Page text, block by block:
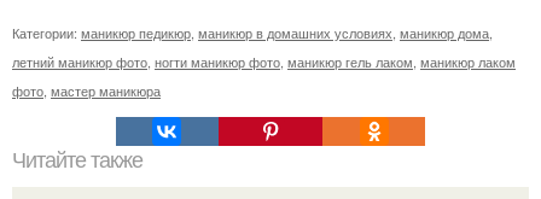
Категории: маникюр педикюр, маникюр в домашних условиях, маникюр дома,
летний маникюр фото, ногти маникюр фото, маникюр гель лаком, маникюр лаком
фото, мастер маникюра
Читайте также